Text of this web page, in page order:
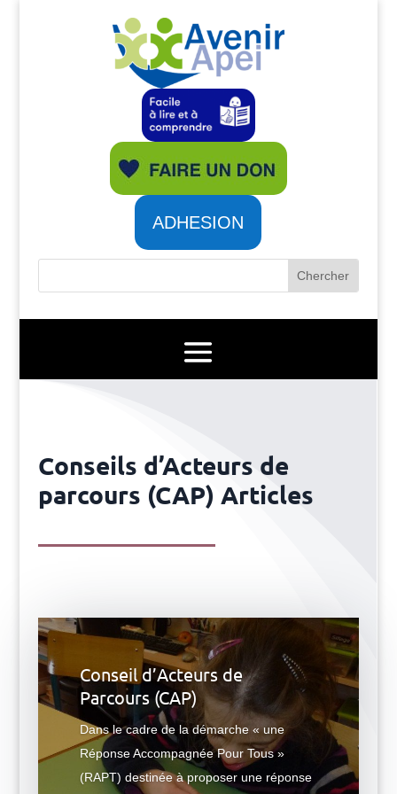
ADHESION
Conseils d’Acteurs de
parcours (CAP) Articles
Conseil d’Acteurs de
Parcours (CAP)
Dans le cadre de la démarche « une
Réponse Accompagnée Pour Tous »
(RAPT) destinée à proposer une réponse